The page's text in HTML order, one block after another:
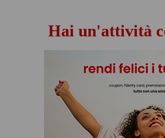
Hai un'attività